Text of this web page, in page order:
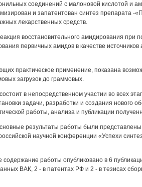
соединений с малоновой кислотой и
и запатентован синтез препарата -
лекарственных средств.
восстановительного амидирования при
первичных амидов в качестве
практическое применение, показана
загрузок до граммовых.
в непосредственном участии во всех
задачи, разработки и создания нового
работы, анализа и публикации
результаты работы были
научной конференции «Успехи
содержание работы опубликовано в 6
ВАК, 2 - в патентах РФ и 2 - в тезисах